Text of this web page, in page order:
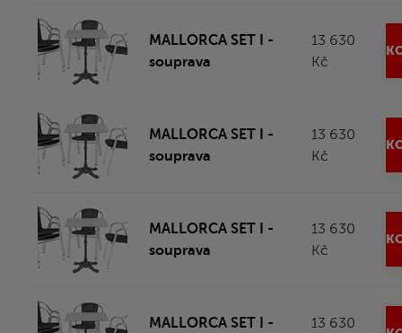
MALLORCA SET I -
souprava
13 630
Kč
MALLORCA SET I -
souprava
13 630
Kč
MALLORCA SET I -
souprava
13 630
Kč
MALLORCA SET I -
13 630